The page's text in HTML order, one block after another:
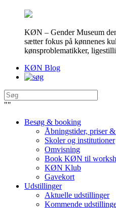
KØN – Gender Museum
sætter fokus på kønnenes
kønsproblematikker,
KØN Blog
""
Besøg & booking
Åbningstider, priser
Skoler og institutioner
Omvisning
Book KØN til
KØN Klub
Gavekort
Udstillinger
Aktuelle udstillinger
Kommende